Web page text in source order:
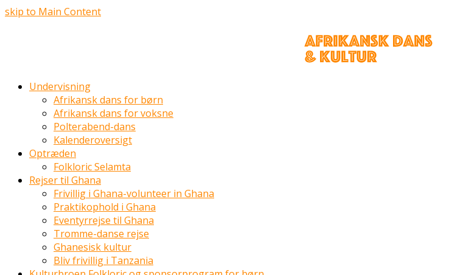
skip to Main Content
Undervisning
Afrikansk dans for børn
Afrikansk dans for voksne
Polterabend-dans
Kalenderoversigt
Optræden
Folkloric Selamta
Rejser til Ghana
Frivillig i Ghana-volunteer in Ghana
Praktikophold i Ghana
Eventyrrejse til Ghana
Tromme-danse rejse
Ghanesisk kultur
Bliv frivillig i Tanzania